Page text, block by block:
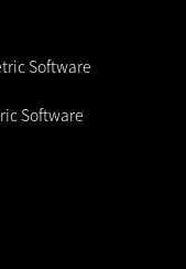
Software
Software